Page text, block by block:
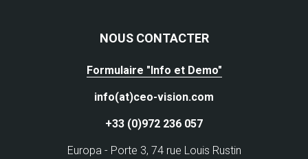
NOUS CONTACTER
Formulaire "Info et Demo"
info(at)ceo-vision.com
+33 (0)972 236 057
Europa - Porte 3, 74 rue Louis Rustin